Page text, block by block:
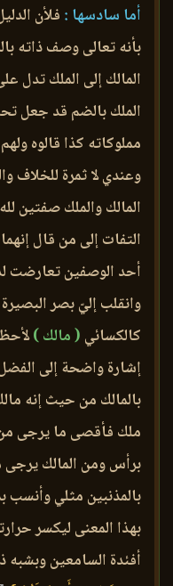
أما سادسها :فلأن
بأنه تعالى وصف ذاته
المالك إلى الملك تدل
الملك بالضم قد جعل
مملوكاته كذا قالوه
وعندي لا ثمرة للخلاف
المالك والملك صفتين
التفات إلى من قال
أحد الوصفين تعارضت
وانقلب إليّ بصر
كالكسائي ( مالك )
إشارة واضحة إلى
بالمالك من حيث إنه
ملك فأقصى ما يرجى من
برأس ومن المالك يرجى
بالمذنبين مثلي وأنسب
بهذا المعنى ليكسر
أفئدة السامعين